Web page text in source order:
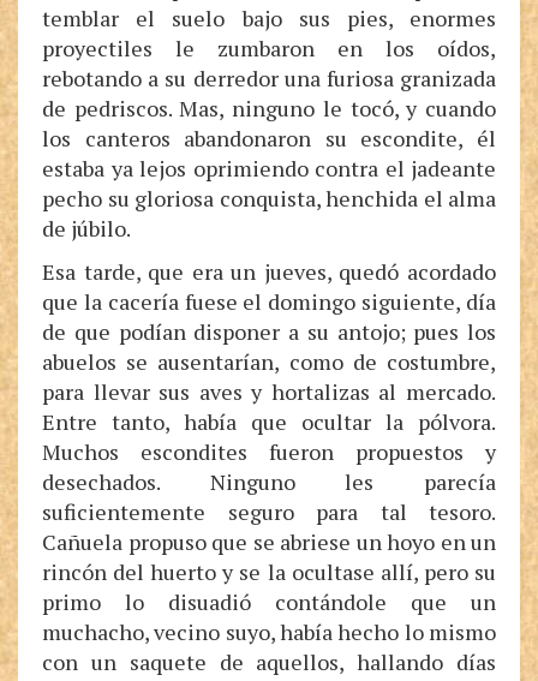
temblar el suelo bajo sus pies, enormes
proyectiles le zumbaron en los oídos,
rebotando a su derredor una furiosa granizada
de pedriscos. Mas, ninguno le tocó, y cuando
los canteros abandonaron su escondite, él
estaba ya lejos oprimiendo contra el jadeante
pecho su gloriosa conquista, henchida el alma
de júbilo.
Esa tarde, que era un jueves, quedó acordado
que la cacería fuese el domingo siguiente, día
de que podían disponer a su antojo; pues los
abuelos se ausentarían, como de costumbre,
para llevar sus aves y hortalizas al mercado.
Entre tanto, había que ocultar la pólvora.
Muchos escondites fueron propuestos y
desechados. Ninguno les parecía
suficientemente seguro para tal tesoro.
Cañuela propuso que se abriese un hoyo en un
rincón del huerto y se la ocultase allí, pero su
primo lo disuadió contándole que un
muchacho, vecino suyo, había hecho lo mismo
con un saquete de aquellos, hallando días